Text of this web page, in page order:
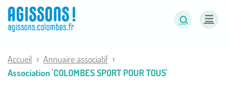
Accueil
Annuaire associatif
Association 'COLOMBES SPORT POUR TOUS'
Panneau de gestion des cookies